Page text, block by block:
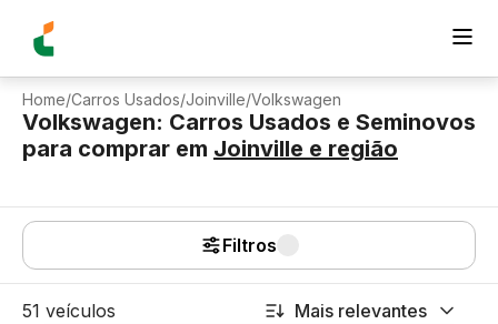
Home/Carros Usados/Joinville/Volkswagen
Volkswagen: Carros Usados e Seminovos
para comprar em Joinville e região
Filtros
51 veículos Mais relevantes